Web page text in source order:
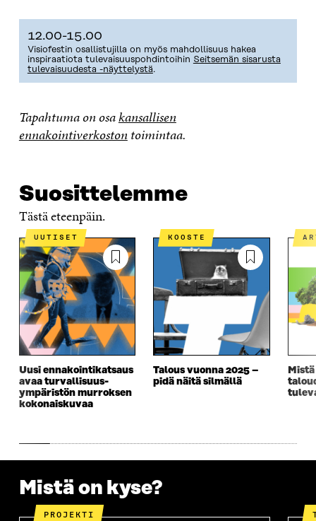
12.00-15.00
Visiofestin osallistujilla on myös mahdollisuus hakea
inspiraatiota tulevaisuuspohdintoihin Seitsemän sisarusta
tulevaisuudesta -näyttelystä.
Tapahtuma on osakansallisen
ennakointiverkostontoimintaa.
Suosittelemme
Tästä eteenpäin.
UUTISET
Uusi ennakointikatsaus
avaa turvallisuus­­
ympäristön murroksen
kokonaiskuvaa
KOOSTE
Talous vuonna 2025 –
pidä näitä silmällä
Mistä on kyse?
PROJEKTI